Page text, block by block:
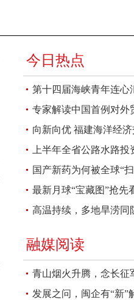
今日热点
第十四届海峡青年连心
专家解读中国首例对外
向新向优 福建海洋经
上半年全省公路水路投
国产新药为何被全球“
最新月球“宝藏图”抢先
高温持续，多地旱涝同
融媒阅读
青山烟火升腾，念长征
发展之问，闽企有“新”